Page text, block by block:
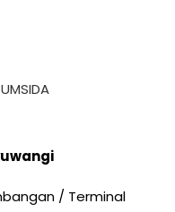
/ Terminal